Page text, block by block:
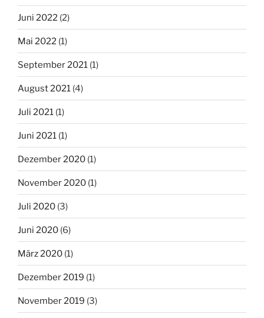
Juni 2022 (2)
Mai 2022 (1)
September 2021 (1)
August 2021 (4)
Juli 2021 (1)
Juni 2021 (1)
Dezember 2020 (1)
November 2020 (1)
Juli 2020 (3)
Juni 2020 (6)
März 2020 (1)
Dezember 2019 (1)
November 2019 (3)